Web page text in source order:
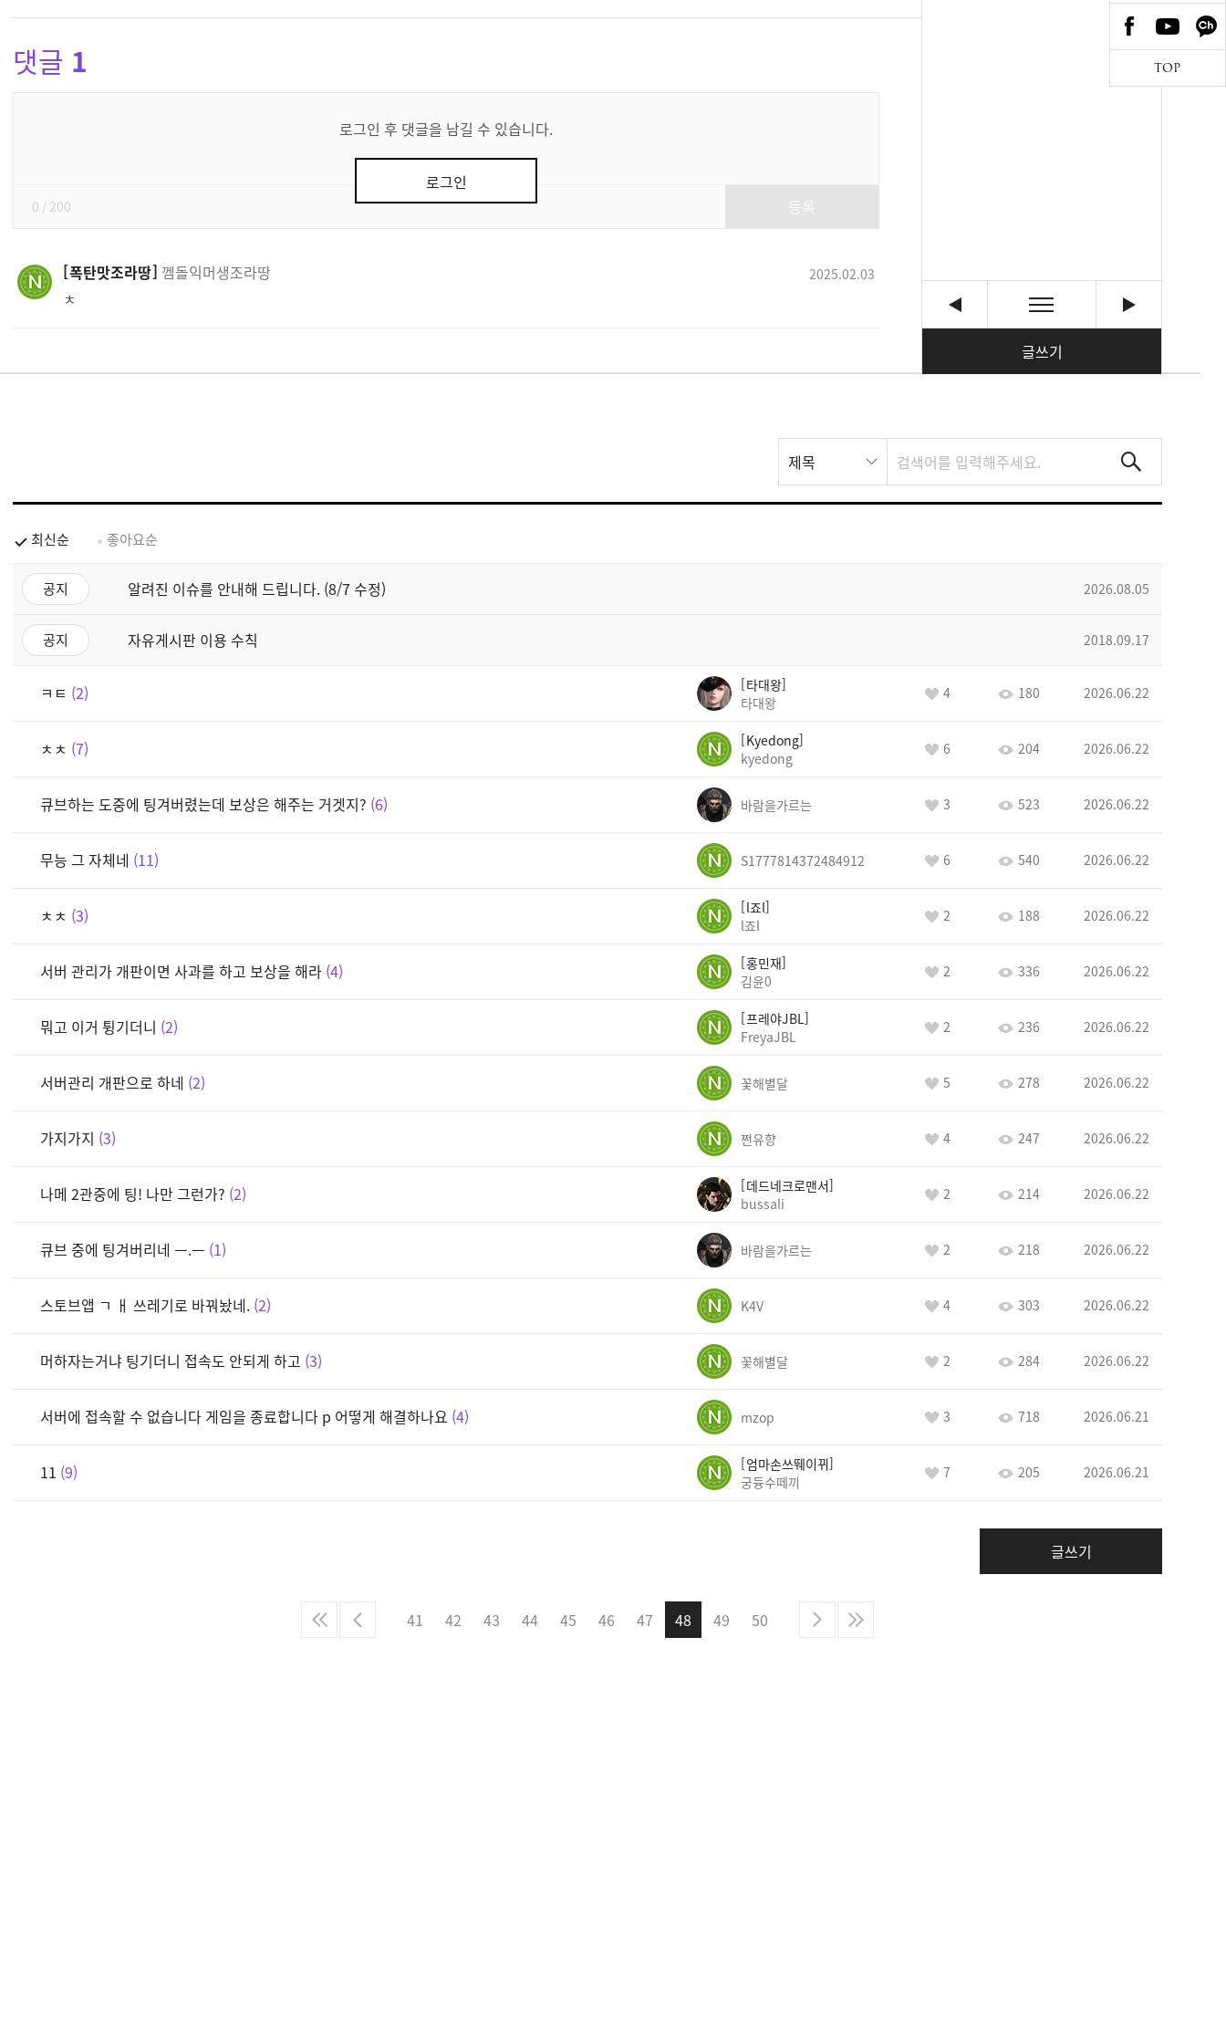
글쓰기
댓글 1
로그인 후 댓글을 남길 수 있습니다.
로그인
0 / 200
폭탄맛조라땅 껨돌익머생조라땅 2025.02.03
ㅊ
스
트
제목
최신순 좋아요순
공지 알려진 이슈를 안내해 드립니다. (8/7 수정) 2026.08.05
공지 자유게시판 이용 수칙 2018.09.17
ㅋㅌ 2
타대왕
타대왕
4 180 2026.06.22
ㅊㅊ 7
Kyedong
kyedong
6 204 2026.06.22
큐브하는 도중에 팅겨버렸는데 보상은 해주는 거겟지? 6 바람을가르는 3 523 2026.06.22
무능 그 자체네 11 S1777814372484912 6 540 2026.06.22
ㅊㅊ 3
l죠l
l죠l
2 188 2026.06.22
서버 관리가 개판이면 사과를 하고 보상을 해라 4
홍민재
김윤0
2 336 2026.06.22
뭐고 이거 튕기더니 2
프레야JBL
FreyaJBL
2 236 2026.06.22
서버관리 개판으로 하네 2 꽃해별달 5 278 2026.06.22
가지가지 3 쩐유향 4 247 2026.06.22
나메 2관중에 팅! 나만 그런가? 2
데드네크로맨서
bussali
2 214 2026.06.22
큐브 중에 팅겨버리네 ㅡ.ㅡ 1 바람을가르는 2 218 2026.06.22
스토브앱 ㄱ ㅐ 쓰레기로 바꿔놨네. 2 K4V 4 303 2026.06.22
머하자는거냐 팅기더니 접속도 안되게 하고 3 꽃해별달 2 284 2026.06.22
서버에 접속할 수 없습니다 게임을 종료합니다 p 어떻게 해결하나요 4 mzop 3 718 2026.06.21
11 9
엄마손쓰뛔이뀌
궁듕수떼끼
7 205 2026.06.21
글쓰기
41 42 43 44 45 46 47 48 49 50
TOP